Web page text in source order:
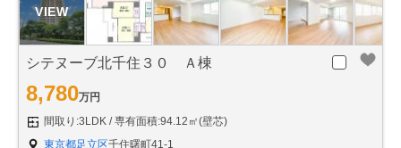
シテヌーブ北千住３０ Ａ棟
8,780万円
間取り:3LDK
専有面積:94.12㎡(壁芯)
東京都足立区千住曙町41-1